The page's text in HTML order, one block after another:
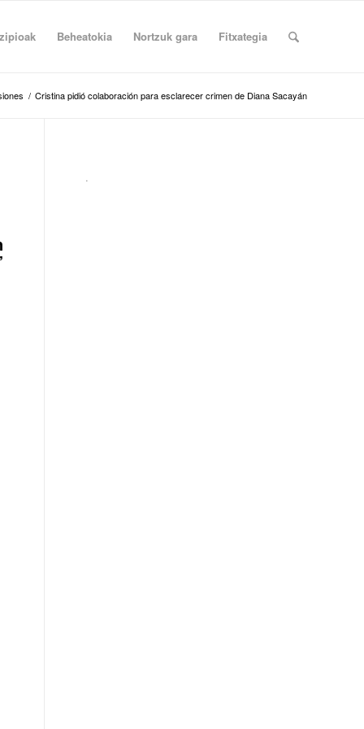
Beheatokia Nortzuk gara Fitxategia
/ Cristina pidió colaboración para esclarecer crimen de Diana Sacayán
.